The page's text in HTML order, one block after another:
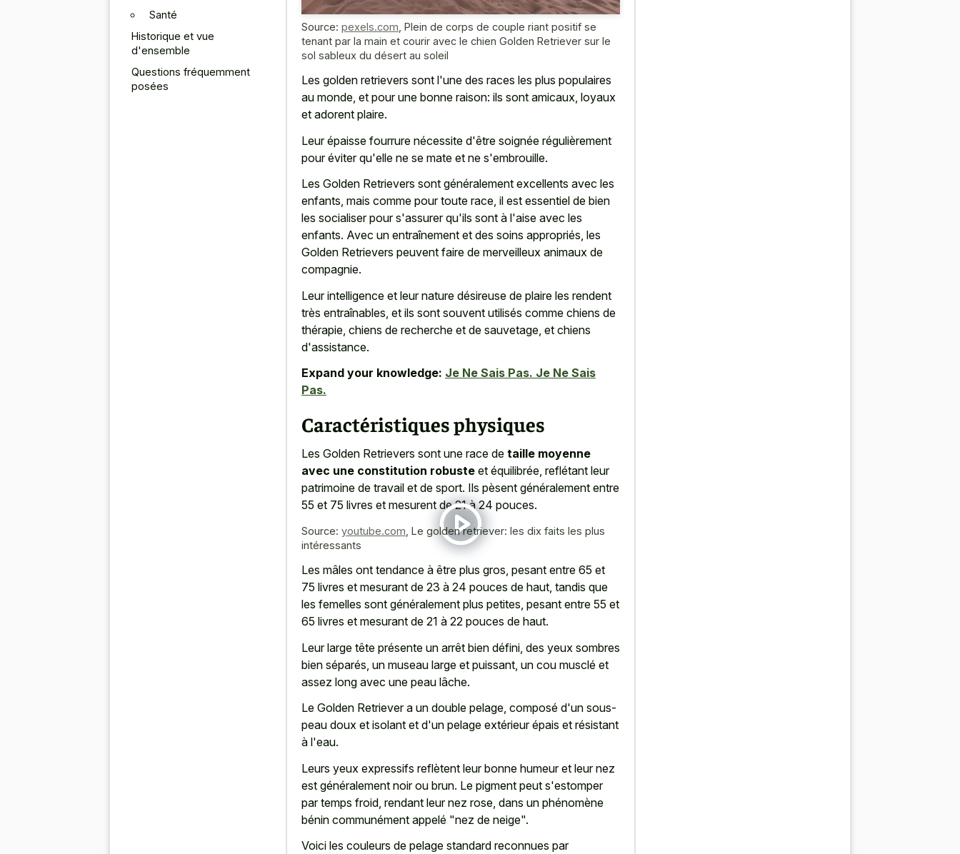
Santé
Historique et vue
d'ensemble
Questions fréquemment
posées
Source: pexels.com Plein de corps de couple riant positif se
tenant par la main et courir avec le chien Golden Retriever sur le
sol sableux du désert au soleil
Les golden retrievers sont l'une des races les plus populaires
au monde, et pour une bonne raison: ils sont amicaux, loyaux
et adorent plaire.
Leur épaisse fourrure nécessite d'être soignée régulièrement
pour éviter qu'elle ne se mate et ne s'embrouille.
Les Golden Retrievers sont généralement excellents avec les
enfants, mais comme pour toute race, il est essentiel de bien
les socialiser pour s'assurer qu'ils sont à l'aise avec les
enfants. Avec un entraînement et des soins appropriés, les
Golden Retrievers peuvent faire de merveilleux animaux de
compagnie.
Leur intelligence et leur nature désireuse de plaire les rendent
très entraînables, et ils sont souvent utilisés comme chiens de
thérapie, chiens de recherche et de sauvetage, et chiens
d'assistance.
Expand your knowledge: Je Ne Sais Pas. Je Ne Sais
Pas.
Caractéristiques physiques
Les Golden Retrievers sont une race de taille moyenne
avec une constitution robuste et équilibrée, reflétant leur
patrimoine de travail et de sport. Ils pèsent généralement entre
55 et 75 livres et mesurent de 21 à 24 pouces.
Source: youtube.com Le golden retriever: les dix faits les plus
intéressants
Les mâles ont tendance à être plus gros, pesant entre 65 et
75 livres et mesurant de 23 à 24 pouces de haut, tandis que
les femelles sont généralement plus petites, pesant entre 55 et
65 livres et mesurant de 21 à 22 pouces de haut.
Leur large tête présente un arrêt bien défini, des yeux sombres
bien séparés, un museau large et puissant, un cou musclé et
assez long avec une peau lâche.
Le Golden Retriever a un double pelage, composé d'un sous-
peau doux et isolant et d'un pelage extérieur épais et résistant
à l'eau.
Leurs yeux expressifs reflètent leur bonne humeur et leur nez
est généralement noir ou brun. Le pigment peut s'estomper
par temps froid, rendant leur nez rose, dans un phénomène
bénin communément appelé "nez de neige".
Voici les couleurs de pelage standard reconnues par